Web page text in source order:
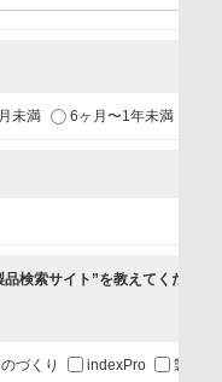
ご案内
セミナーなど、各種イ
じた情報の提供
未満 6ヶ月〜1年未満
検索サイト”を教えてください
づくり indexPro
製品ナ